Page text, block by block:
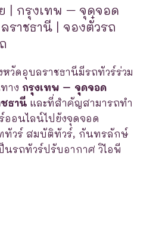
าง
รถ”
ลราชธานี
.
ส.
ลราชธานี
บลราชธานี
| กรุงเทพ – จุดจอด
ราชธานี | จองตั๋วรถ
วัดอุบลราชธานีมีรถทัวร์ร่วม
าง กรุงเทพ – จุดจอด
ธานี และที่สำคัญสามารถทำ
ออนไลน์ไปยังจุดจอด
ทัวร์ สมบัติทัวร์, กันทรลักษ์
นรถทัวร์ปรับอากาศ วิไอพี